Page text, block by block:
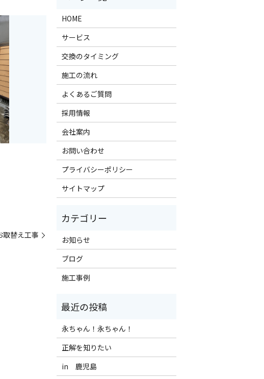
替え工事
HOME
サービス
交換のタイミング
施工の流れ
よくあるご質問
採用情報
会社案内
お問い合わせ
プライバシーポリシー
サイトマップ
お知らせ
ブログ
施工事例
永ちゃん！永ちゃん！
正解を知りたい
in 鹿児島